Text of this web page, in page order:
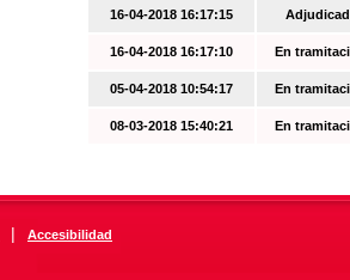
16-04-2018 16:17:15
16-04-2018 16:17:10 En
05-04-2018 10:54:17 En
08-03-2018 15:40:21 En
| Accesibilidad